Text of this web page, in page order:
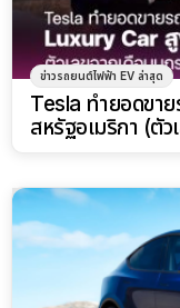
ข่าวรถยนต์ไฟฟ้า EV ล่าสุด
Tesla ทำยอดขา
สหรัฐอเมริกา (ตั